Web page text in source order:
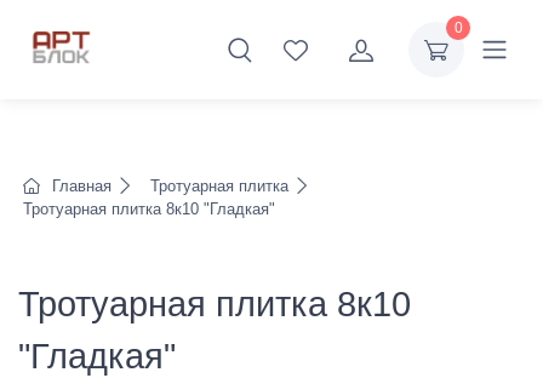
0
Главная
Тротуарная плитка
Тротуарная плитка 8к10 "Гладкая"
Тротуарная плитка 8к10
"Гладкая"